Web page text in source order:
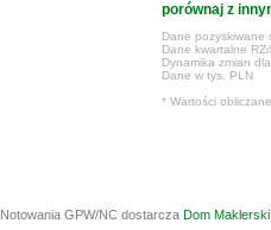
porównaj z
Dane pozyskiwane
Dane kwartalne
Dynamika zmian
Dane w tys. PLN
* Wartości
Notowania GPW/NC dostarcza Dom Maklerski